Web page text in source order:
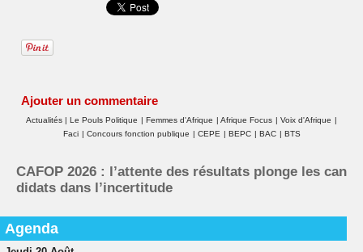
Ajouter un commentaire
Actualités | Le Pouls Politique | Femmes d'Afrique | Afrique Focus | Voix d'Afrique |
Faci | Concours fonction publique | CEPE | BEPC | BAC | BTS
CAFOP 2026 : l’attente des résultats plonge les can
didats dans l’incertitude
Agenda